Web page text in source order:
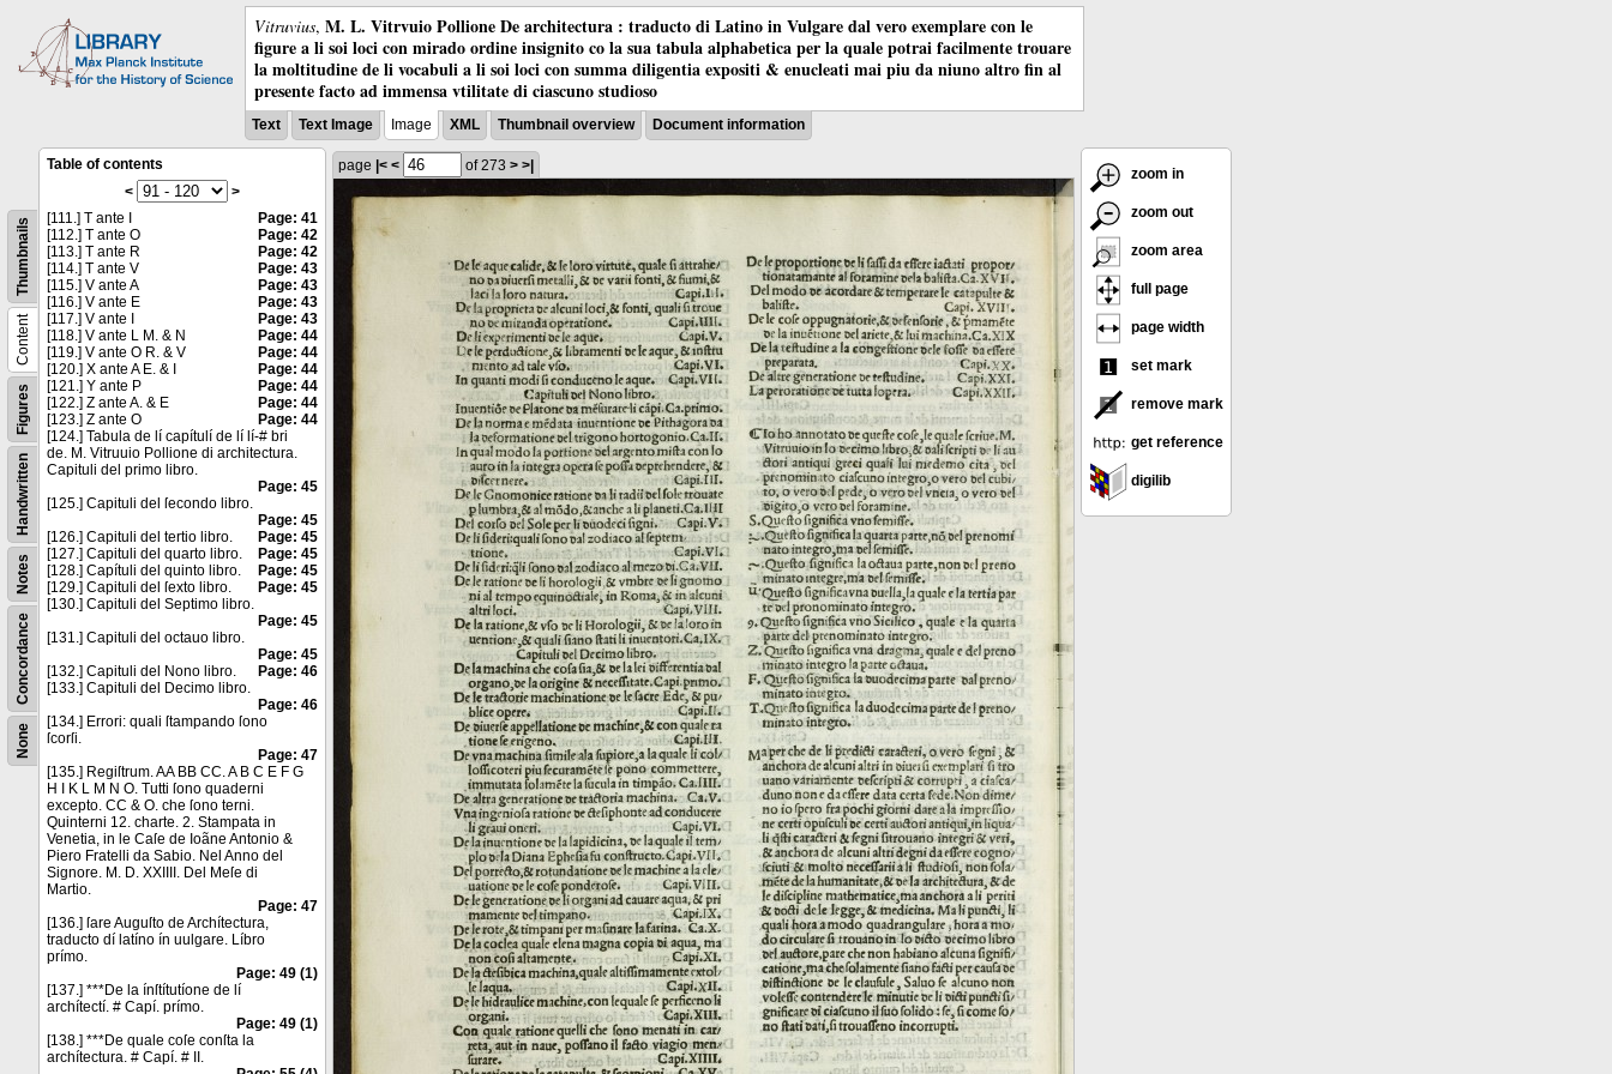
Vitruvius, M. L. Vitrvuio Pollione De architectura : traducto di Latino in Vulgare dal vero exemplare con le
figure a li soi loci con mirado ordine insignito co la sua tabula alphabetica per la quale potrai facilmente trouare
la moltitudine de li vocabuli a li soi loci con summa diligentia expositi & enucleati mai piu da niuno altro fin al
presente facto ad immensa vtilitate di ciascuno studioso
Text Text Image Image XML Thumbnail overview Document information
None
Concordance
Notes
Handwritten
Figures
Content
Thumbnails
Table of contents
<
>
[111.] T ante I
Page: 41
[112.] T ante O
Page: 42
[113.] T ante R
Page: 42
[114.] T ante V
Page: 43
[115.] V ante A
Page: 43
[116.] V ante E
Page: 43
[117.] V ante I
Page: 43
[118.] V ante L M. & N
Page: 44
[119.] V ante O R. & V
Page: 44
[120.] X ante A E. & I
Page: 44
[121.] Y ante P
Page: 44
[122.] Z ante A. & E
Page: 44
[123.] Z ante O
Page: 44
[124.] Tabula de lí capítulí de lí lí-# bri
de. M. Vitruuio Pollione di architectura.
Capituli del primo libro.
Page: 45
[125.] Capituli del ſecondo libro.
Page: 45
[126.] Capituli del tertio libro.
Page: 45
[127.] Capituli del quarto libro.
Page: 45
[128.] Capítuli del quinto libro.
Page: 45
[129.] Capituli del ſexto libro.
Page: 45
[130.] Capituli del Septimo libro.
Page: 45
[131.] Capituli del octauo libro.
Page: 45
[132.] Capituli del Nono libro.
Page: 46
[133.] Capituli del Decimo libro.
Page: 46
[134.] Errori: quali ſtampando ſono
ſcorſi.
Page: 47
[135.] Regiſtrum. AA BB CC. A B C E F G
H I K L M N O. Tutti ſono quaderni
excepto. CC & O. che ſono terni.
Quinterni 12. charte. 2. Stampata in
Venetia, in le Caſe de Ioãne Antonio &
Piero Fratelli da Sabio. Nel Anno del
Signore. M. D. XXIIII. Del Meſe di
Martio.
Page: 47
[136.] ſare Auguſto de Archítectura,
traducto dí latíno ín uulgare. Líbro
prímo.
Page: 49 (1)
[137.] ***De la ínſtítutíone de lí
archítectí. # Capí. prímo.
Page: 49 (1)
[138.] ***De quale coſe conſta la
archítectura. # Capí. # II.
page |< < of 273 > >|
zoom in
zoom out
zoom area
full page
page width
set mark
remove mark
get reference
digilib